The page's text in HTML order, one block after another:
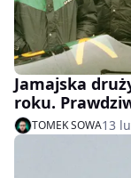
Jamajska
roku.
TOMEK SOWA13